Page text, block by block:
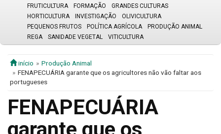
FRUTICULTURA
FORMAÇÃO
GRANDES CULTURAS
HORTICULTURA
INVESTIGAÇÃO
OLIVICULTURA
PEQUENOS FRUTOS
POLÍTICA AGRÍCOLA
PRODUÇÃO ANIMAL
REGA
SANIDADE VEGETAL VITICULTURA
início
Produção Animal
FENAPECUÁRIA garante que os agricultores não vão faltar aos
portugueses
FENAPECUÁRIA